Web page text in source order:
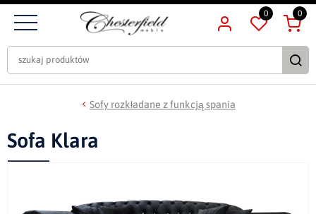
0 0
Sofy rozkładane z funkcją spania
Sofa Klara